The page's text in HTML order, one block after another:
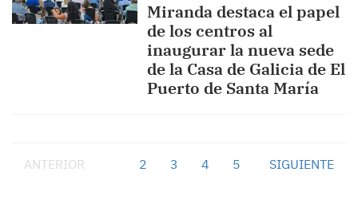
Miranda destaca el papel
de los centros al
inaugurar la nueva sede
de la Casa de Galicia de El
Puerto de Santa María
ANTERIOR 2 3 4 5 SIGUIENTE